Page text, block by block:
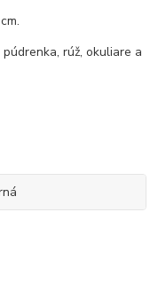
rúž, okuliare a